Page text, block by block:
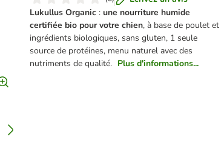
Lukullus Organic : une nourriture humide
certifiée bio pour votre chien, à base de poulet et
ingrédients biologiques, sans gluten, 1 seule
source de protéines, menu naturel avec des
nutriments de qualité. Plus d'informations...